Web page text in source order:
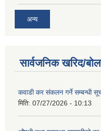
अन्य
सार्वजनिक खरिद/
कवाडी कर संकलन गर्ने सम्बन्धी
मिति: 07/27/2026 - 10:13